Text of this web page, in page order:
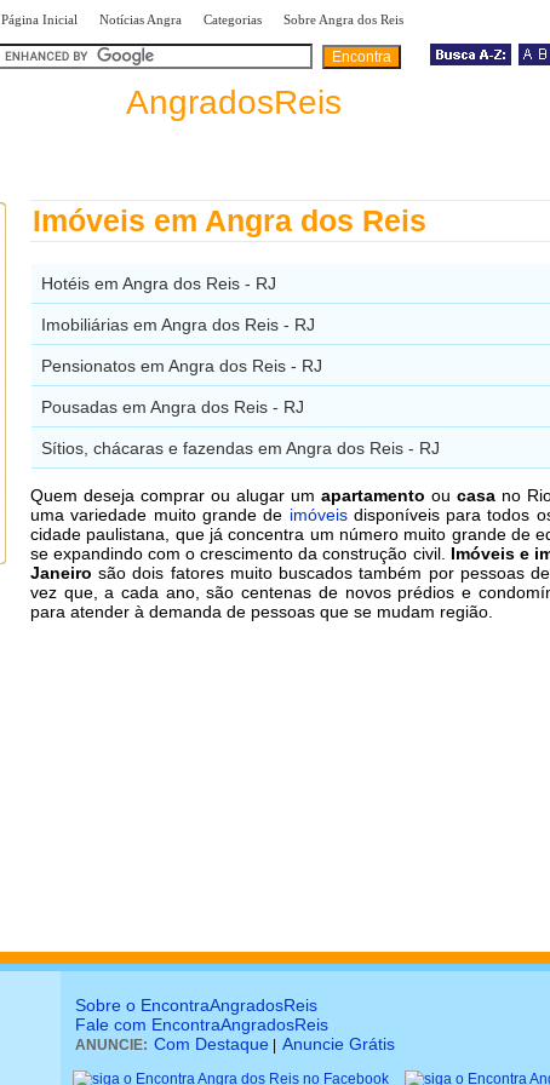
Página Inicial Notícias Angra Categorias Sobre Angra dos Reis
AngradosReis
Imóveis em Angra dos Reis
Hotéis em Angra dos Reis - RJ
Imobiliárias em Angra dos Reis - RJ
Pensionatos em Angra dos Reis - RJ
Pousadas em Angra dos Reis - RJ
Sítios, chácaras e fazendas em Angra dos Reis - RJ
Quem deseja comprar ou alugar um apartamento ou casa no
uma variedade muito grande de imóveisdisponíveis para todos
cidade paulistana, que já concentra um número muito grande de
se expandindo com o crescimento da construção civil. Imóveis e
Janeiro são dois fatores muito buscados também por pessoas
vez que, a cada ano, são centenas de novos prédios e
para atender à demanda de pessoas que se mudam região.
Sobre o EncontraAngradosReis
Fale com EncontraAngradosReis
ANUNCIE: Com Destaque Anuncie Grátis